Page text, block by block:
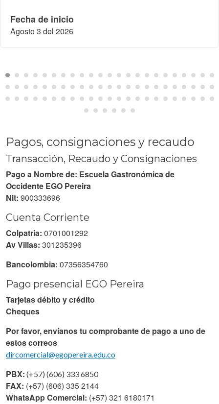
Fecha de inicio
Agosto 3 del 2026
Pagos, consignaciones y recaudo
Transacción, Recaudo y Consignaciones
Pago a Nombre de: Escuela Gastronómica de
Occidente EGO Pereira
Nit: 900333696
Cuenta Corriente
Colpatria: 0701001292
Av Villas: 301235396
Bancolombia: 07356354760
Pago presencial EGO Pereira
Tarjetas débito y crédito
Cheques
Por favor, envíanos tu comprobante de pago a uno de
estos correos
dircomercial@egopereira.edu.co
PBX: (+57) (606) 333 6850
FAX: (+57) (606) 335 2144
WhatsApp Comercial: (+57) 321 6180171